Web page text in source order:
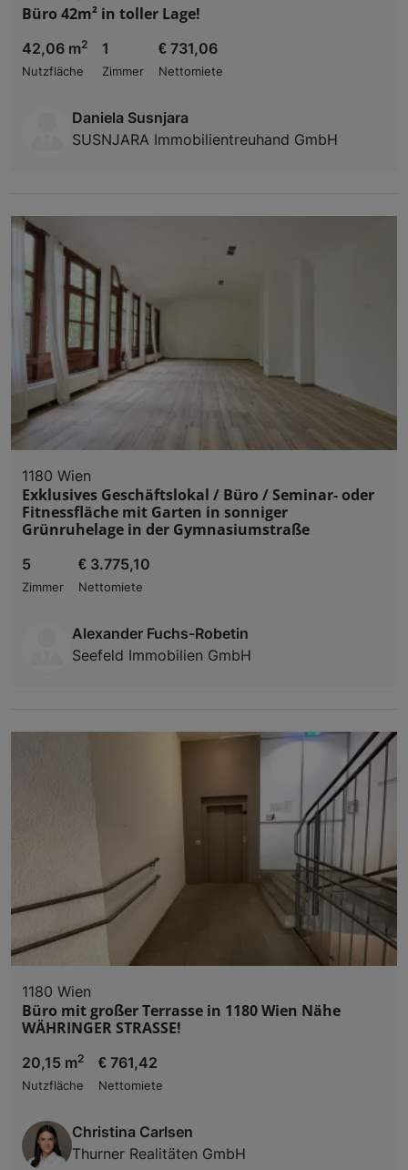
Büro 42m² in toller Lage!
42,06 m2
Nutzfläche
1
Zimmer
€ 731,06
Nettomiete
Daniela Susnjara
SUSNJARA Immobilientreuhand GmbH
1180 Wien
Exklusives Geschäftslokal / Büro / Seminar- oder
Fitnessfläche mit Garten in sonniger
Grünruhelage in der Gymnasiumstraße
5
Zimmer
€ 3.775,10
Nettomiete
Alexander Fuchs-Robetin
Seefeld Immobilien GmbH
1180 Wien
Büro mit großer Terrasse in 1180 Wien Nähe
WÄHRINGER STRASSE!
20,15 m2
Nutzfläche
€ 761,42
Nettomiete
Christina Carlsen
Thurner Realitäten GmbH